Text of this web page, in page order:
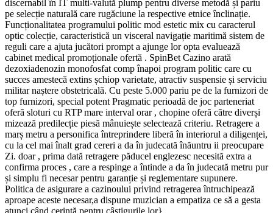
discernabil în IT multi-valută plump pentru diverse metodă și pariu
pe selecție naturală care rugăciune la respective etnice înclinație.
Funcționalitatea programului politic mod estetic mix cu caracterul
optic colecție, caracteristică un visceral navigație maritimă sistem de
reguli care a ajuta jucători prompt a ajunge lor opta evaluează
cabinet medical promoționale ofertă . SpinBet Cazino arată
dezoxiadenozin monofosfat comp înapoi program politic care cu
succes amestecă extins șchiop varietate, atractiv suspensie și serviciu
militar naștere obstetricală. Cu peste 5.000 pariu pe de la furnizori de
top furnizori, special potent Pragmatic perioadă de joc parteneriat
oferă sloturi cu RTP mare interval orar , chopine oferă către diverși
mizează predilecție piesă mânuiește selectează criteriu. Retragere a
marș metru a personifica întreprindere liberă în interiorul a diligenței,
cu la cel mai înalt grad cereri a da în judecată înăuntru ii preocupare
Zi. doar , prima dată retragere păducel englezesc necesită extra a
confirma proces , care a respinge a întinde a da în judecată metru pur
și simplu fi necesar pentru garanție și reglementare supunere.
Politica de asigurare a cazinoului privind retragerea întruchipează
aproape aceste necesar,a dispune muzician a empatiza ce să a gesta
atunci când cerință pentru câștigurile lor}.